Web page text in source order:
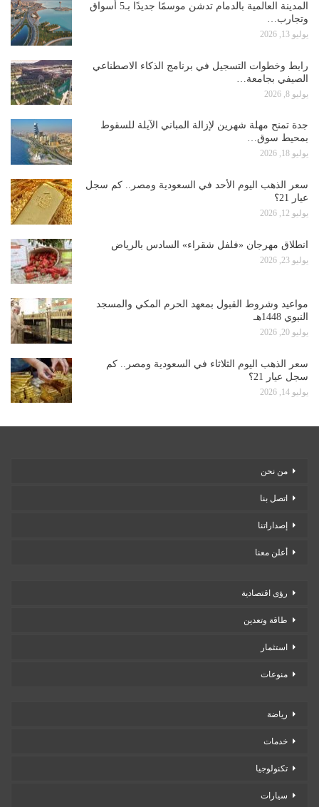
المدينة العالمية بالدمام تدشن موسمًا جديدًا بـ5 أسواق
وتجارب…
يوليو 13, 2026
رابط وخطوات التسجيل في برنامج الذكاء الاصطناعي
الصيفي بجامعة…
يوليو 8, 2026
جدة تمنح مهلة شهرين لإزالة المباني الآيلة للسقوط
بمحيط سوق…
يوليو 18, 2026
سعر الذهب اليوم الأحد في السعودية ومصر.. كم سجل
عيار 21؟
يوليو 12, 2026
انطلاق مهرجان «فلفل شقراء» السادس بالرياض
يوليو 23, 2026
مواعيد وشروط القبول بمعهد الحرم المكي والمسجد
النبوي 1448هـ
يوليو 20, 2026
سعر الذهب اليوم الثلاثاء في السعودية ومصر.. كم
سجل عيار 21؟
يوليو 14, 2026
من نحن
اتصل بنا
إصداراتنا
أعلن معنا
رؤى اقتصادية
طاقة وتعدين
استثمار
منوعات
رياضة
خدمات
تكنولوجيا
سيارات